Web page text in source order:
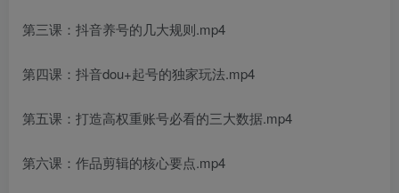
第三课：抖音养号的几大规则.mp4
第四课：抖音dou+起号的独家玩法.mp4
第五课：打造高权重账号必看的三大数据.mp4
第六课：作品剪辑的核心要点.mp4